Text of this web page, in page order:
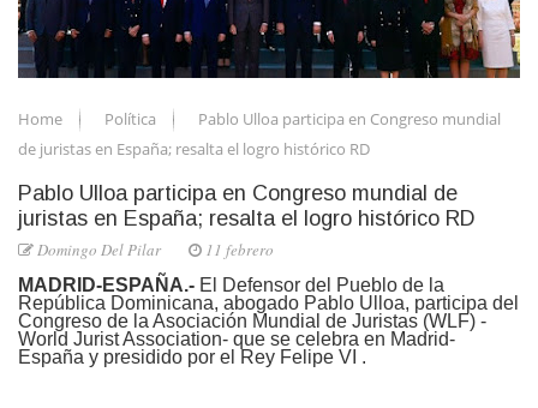
Home Política
Pablo Ulloa participa en Congreso mundial
de juristas en España; resalta el logro histórico RD
Pablo Ulloa participa en Congreso mundial de
juristas en España; resalta el logro histórico RD
Domingo Del Pilar 11 febrero
MADRID-ESPAÑA.- El Defensor del Pueblo de la
República Dominicana, abogado Pablo Ulloa, participa del
Congreso de la Asociación Mundial de Juristas (WLF) -
World Jurist Association- que se celebra en Madrid-
España y presidido por el Rey Felipe VI .